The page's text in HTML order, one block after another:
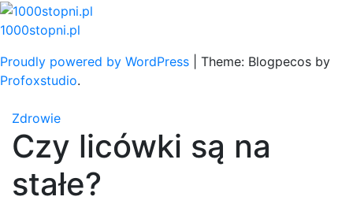
Skip
to
1000stopni.pl
Proudly powered by WordPress
Theme: Blogpecos by
Profoxstudio.
Zdrowie
Czy licówki są na
stałe?